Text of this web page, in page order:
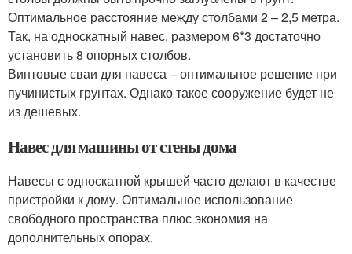
Оптимальное расстояние между столбами 2 – 2,5 метра.
Так, на односкатный навес, размером 6*3 достаточно
установить 8 опорных столбов.
Винтовые сваи для навеса – оптимальное решение при
пучинистых грунтах. Однако такое сооружение будет не
из дешевых.
Навес для машины от стены дома
Навесы с односкатной крышей часто делают в качестве
пристройки к дому. Оптимальное использование
свободного пространства плюс экономия на
дополнительных опорах.